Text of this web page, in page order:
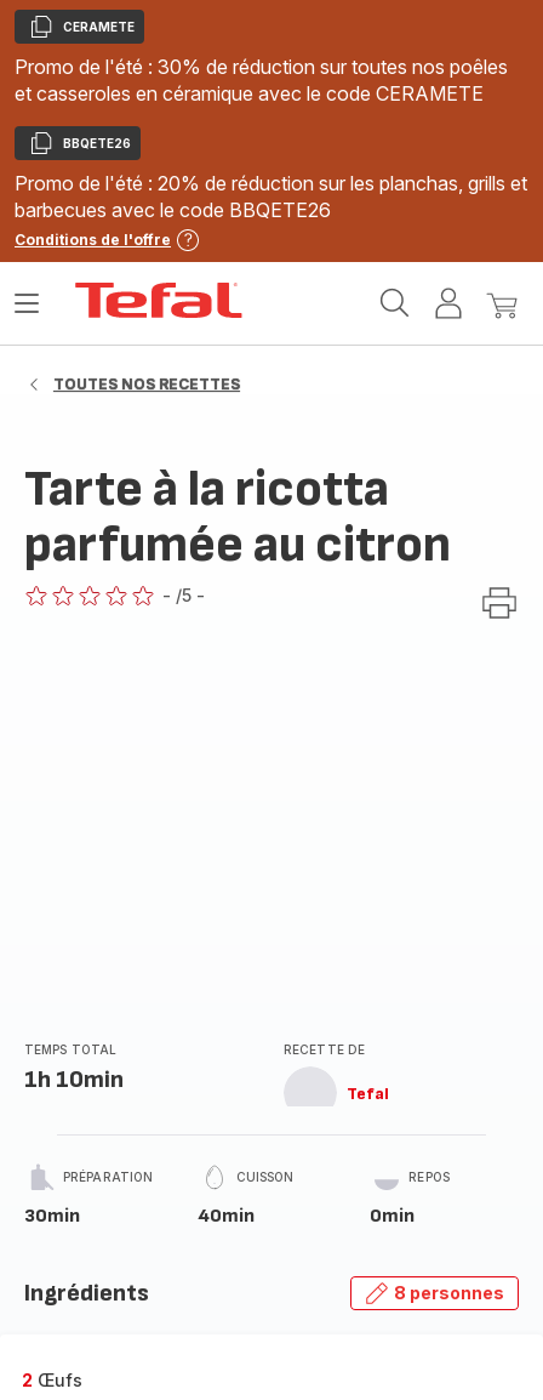
Copier
CERAMETE
Promo de l'été : 30% de réduction sur toutes nos poêles
et casseroles en céramique avec le code CERAMETE
Copier
BBQETE26
Promo de l'été : 20% de réduction sur les planchas, grills et
barbecues avec le code BBQETE26
Conditions de l'offre
MonMon
Ouvrir
TOUTES NOS RECETTES
Tarte à la ricotta
parfumée au citron
- /5 -
TEMPS TOTAL
1h 10min
RECETTE DE
Tefal
PRÉPARATION
30min
CUISSON
40min
REPOS
0min
Ingrédients 8 personnes
2 Œufs